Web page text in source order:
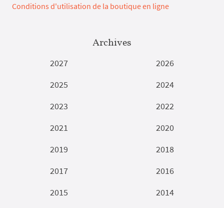
Conditions d'utilisation de la boutique en ligne
Archives
2027
2026
2025
2024
2023
2022
2021
2020
2019
2018
2017
2016
2015
2014